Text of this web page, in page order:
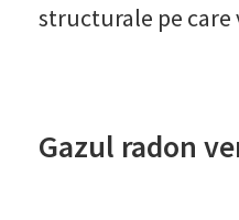
structurale pe care
Gazul radon